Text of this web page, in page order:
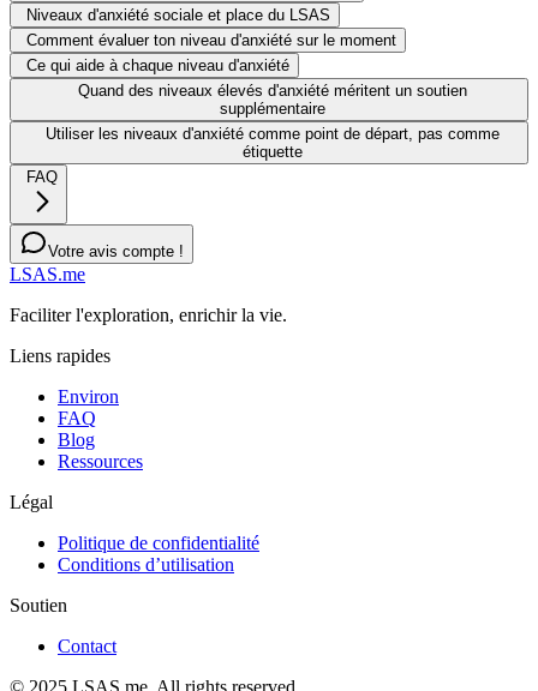
Niveaux d'anxiété sociale et place du LSAS
Comment évaluer ton niveau d'anxiété sur le moment
Ce qui aide à chaque niveau d'anxiété
Quand des niveaux élevés d'anxiété méritent un soutien
supplémentaire
Utiliser les niveaux d'anxiété comme point de départ, pas comme
étiquette
FAQ
Votre avis compte !
LSAS.me
Faciliter l'exploration, enrichir la vie.
Liens rapides
Environ
FAQ
Blog
Ressources
Légal
Politique de confidentialité
Conditions d’utilisation
Soutien
Contact
© 2025 LSAS.me. All rights reserved.